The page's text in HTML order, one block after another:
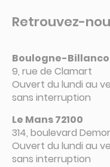
Retrouvez-
Boulogne-
9, rue de Clamart
Ouvert du lundi au
sans interruption
Le Mans 72100
314, boulevard
Ouvert du lundi au
sans interruption